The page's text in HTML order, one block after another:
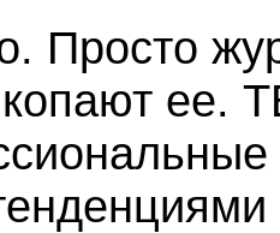
Просто
ее.